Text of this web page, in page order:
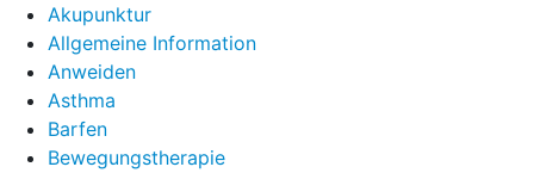
Akupunktur
Allgemeine Information
Anweiden
Asthma
Barfen
Bewegungstherapie